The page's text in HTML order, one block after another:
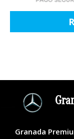
Granada